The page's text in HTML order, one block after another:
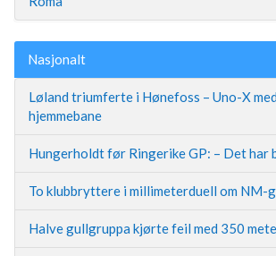
Nasjonalt
Løland triumferte i Hønefoss – Uno-X
hjemmebane
Hungerholdt før Ringerike GP: – Det har
To klubbryttere i millimeterduell om NM-
Halve gullgruppa kjørte feil med 350